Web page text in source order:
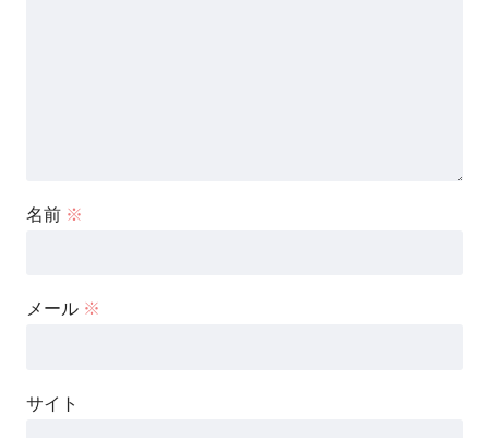
名前 ※
メール ※
サイト